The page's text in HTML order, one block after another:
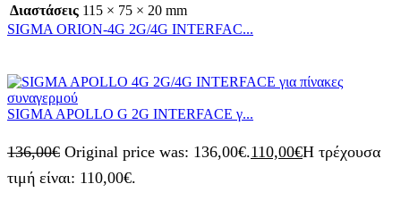
Διαστάσεις 115 × 75 × 20 mm
SIGMA ORION-4G 2G/4G INTERFAC...
SIGMA APOLLO G 2G INTERFACE γ...
136,00€ Original price was: 136,00€.110,00€Η τρέχουσα
τιμή είναι: 110,00€.